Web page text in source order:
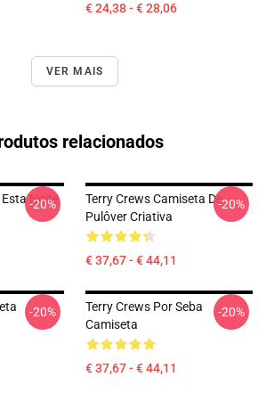
€ 24,38 - € 28,06
VER MAIS
relacionados
Noite
-20%
Terry Crews Camiseta De
Pulôver Criativa
€ 37,67 - € 44,11
-20%
-20%
Terry Crews Por Seba
Camiseta
€ 37,67 - € 44,11
-20%